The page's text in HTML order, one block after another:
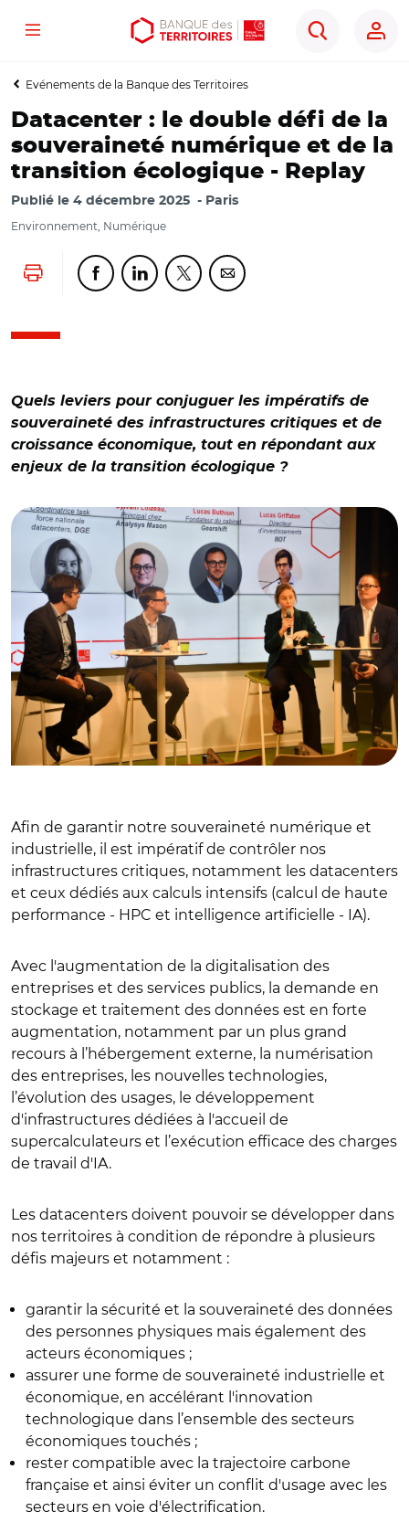
Aller
contenu
Aller
menu
Ouvrir
outils
Menu
Rechercher
Evénements de la Banque des Territoires
Datacenter : le double défi de la
souveraineté numérique et de la
transition écologique - Replay
Publié le 4 décembre 2025 Paris
Environnement, Numérique
Lancer l'impressionPartager cette page sur Facebook
Partager cette page sur Linkedin
Partager cette page sur Twitter
Partager cette page sur
Quels leviers pour conjuguer les impératifs de
souveraineté des infrastructures critiques et de
croissance économique, tout en répondant aux
enjeux de la transition écologique ?
Afin de garantir notre souveraineté numérique et
industrielle, il est impératif de contrôler nos
infrastructures critiques, notamment les datacenters
et ceux dédiés aux calculs intensifs (calcul de haute
performance - HPC et intelligence artificielle - IA).
Avec l'augmentation de la digitalisation des
entreprises et des services publics, la demande en
stockage et traitement des données est en forte
augmentation, notamment par un plus grand
recours à l’hébergement externe, la numérisation
des entreprises, les nouvelles technologies,
l’évolution des usages, le développement
d'infrastructures dédiées à l'accueil de
supercalculateurs et l’exécution efficace des charges
de travail d'IA.
Les datacenters doivent pouvoir se développer dans
nos territoires à condition de répondre à plusieurs
défis majeurs et notamment :
garantir la sécurité et la souveraineté des données
des personnes physiques mais également des
acteurs économiques ;
assurer une forme de souveraineté industrielle et
économique, en accélérant l'innovation
technologique dans l’ensemble des secteurs
économiques touchés ;
rester compatible avec la trajectoire carbone
française et ainsi éviter un conflit d'usage avec les
secteurs en voie d'électrification.